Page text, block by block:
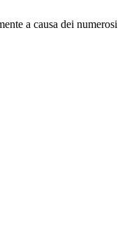
a causa dei numerosi